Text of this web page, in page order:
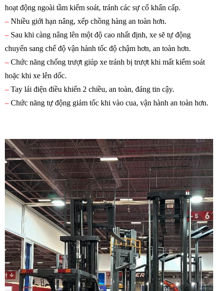
hoạt động ngoài tầm kiểm soát, tránh các sự cố khẩn cấp.
– Nhiều giới hạn nâng, xếp chồng hàng an toàn hơn.
– Sau khi càng nâng lên một độ cao nhất định, xe sẽ tự động
chuyển sang chế độ vận hành tốc độ chậm hơn, an toàn hơn.
– Chức năng chống trượt giúp xe tránh bị trượt khi mất kiểm soát
hoặc khi xe lên dốc.
– Tay lái điện điều khiển 2 chiều, an toàn, đáng tin cậy.
– Chức năng tự động giảm tốc khi vào cua, vận hành an toàn hơn.